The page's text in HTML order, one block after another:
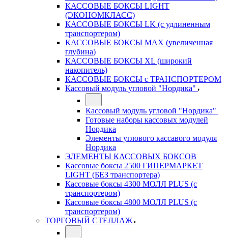
КАССОВЫЕ БОКСЫ LIGHT
(ЭКОНОМКЛАСС)
КАССОВЫЕ БОКСЫ LK (с удлиненным
транспортером)
КАССОВЫЕ БОКСЫ MAX (увеличенная
глубина)
КАССОВЫЕ БОКСЫ XL (широкий
накопитель)
КАССОВЫЕ БОКСЫ с ТРАНСПОРТЕРОМ
Кассовый модуль угловой "Нордика"
Кассовый модуль угловой "Нордика"
Готовые наборы кассовых модулей
Нордика
Элементы углового кассавого модуля
Нордика
ЭЛЕМЕНТЫ КАССОВЫХ БОКСОВ
Кассовые боксы 2500 ГИПЕРМАРКЕТ
LIGHT (БЕЗ транспортера)
Кассовые боксы 4300 МОЛЛ PLUS (с
транспортером)
Кассовые боксы 4800 МОЛЛ PLUS (с
транспортером)
ТОРГОВЫЙ СТЕЛЛАЖ